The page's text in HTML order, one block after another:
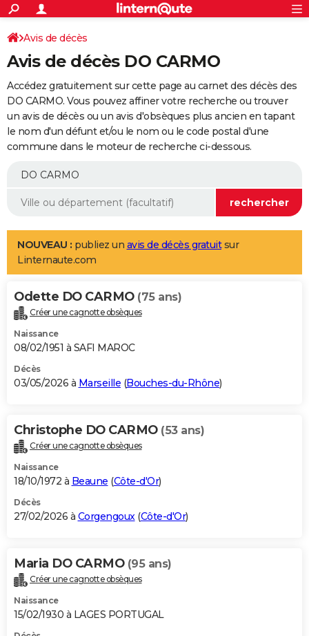
ACTUALITÉS
Politique
Société
Faits Divers
Education
Monde
Villes
+
SPORT
Coupe du monde 2026
Football
Tennis
Cyclisme
Rugby
Forum
Programme TV
TNT
Streaming
Cinéma
Sorties cinéma
Musique
+
FINANCE
Impôts
Immobilier
Risques naturels par ville
Banque
Assurance
Crédit
AUTO
Essais
Réserver un essai
Citadines
Berlines
SUV
Forum auto
+
Mobiles
Meilleur smartphone
Internet
Ordinateurs
Jeux vidéo
Guide high-tech
Aménagement intérieur
LIFESTYLE
Art de vivre
Bien-être
Loisirs
Mode
Modes de vie
Alimentation
Guide de la santé
Maladies
Médicaments
Sommeil
VOYAGE
Destinations
City break
Voyage nature
Voyage de noces
Forum
Climat
+PHOTO
GUIDES D'ACHAT
BONS PLANS
Carte de Noël
Carte Bonne année
Carte Saint-Valentin
Carte Pâques
Carte d'anniversaire
DICTIONNAIRE
Dictionnaire
Biographies
Citations
Expressions
Proverbes
PROGRAMME TV
S'inscrire
Se connecter
Lycées
Collèges
Primaires
Universités
Entreprises
Service militaire
Avis de recherche
AVIS DE DÉCÈS
Bricolage
Lifestyle
Culture
Sport
Auto
Television
Voyage
Cinema
Avis de décès
Avis de décès DO CARMO
Accédez gratuitement sur cette page au carnet des décès des
DO CARMO. Vous pouvez affiner votre recherche ou trouver
un avis de décès ou un avis d'obsèques plus ancien en tapant
le nom d'un défunt et/ou le nom ou le code postal d'une
commune dans le moteur de recherche ci-dessous.
NOUVEAU : publiez un avis de décès gratuitsur
Linternaute.com
Odette DO CARMO (75 ans)
Créer une cagnotte obsèques
Naissance
08/02/1951 à SAFI MAROC
Décès
03/05/2026 à Marseille (Bouches-du-Rhône)
Christophe DO CARMO (53 ans)
Créer une cagnotte obsèques
Naissance
18/10/1972 à Beaune (Côte-d'Or)
Décès
27/02/2026 à Corgengoux(Côte-d'Or)
Maria DO CARMO (95 ans)
Créer une cagnotte obsèques
Naissance
15/02/1930 à LAGES PORTUGAL